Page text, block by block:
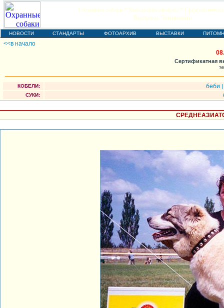
Охранные собаки * Кавказская овчарка *
Выставки, Чемпионаты
НОВОСТИ СТАНДАРТЫ ФОТОАРХИВ ВЫСТАВКИ
<<в начало
Сертификатная
КОБЕЛИ: беби |
СУКИ: